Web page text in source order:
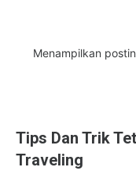
Menampilkan
Tips Dan Trik
Traveling